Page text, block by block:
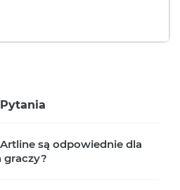
Pytania
są odpowiednie dla
graczy?